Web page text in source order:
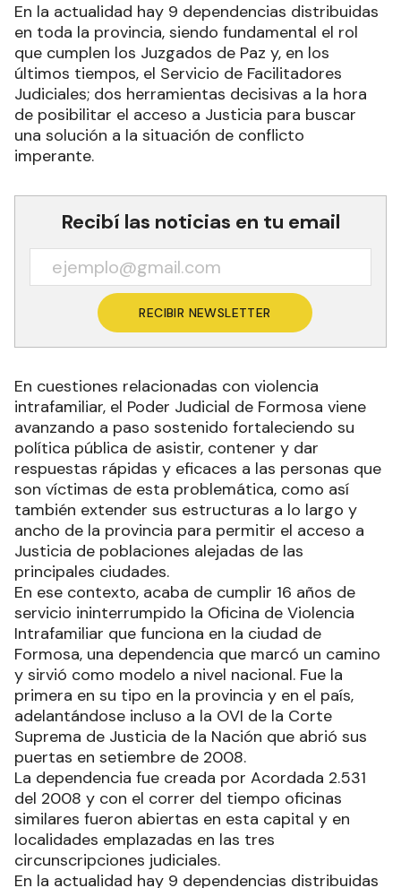
En la actualidad hay 9 dependencias distribuidas
en toda la provincia, siendo fundamental el rol
que cumplen los Juzgados de Paz y, en los
últimos tiempos, el Servicio de Facilitadores
Judiciales; dos herramientas decisivas a la hora
de posibilitar el acceso a Justicia para buscar
una solución a la situación de conflicto
imperante.
Recibí las noticias en tu email
RECIBIR NEWSLETTER
En cuestiones relacionadas con violencia
intrafamiliar, el Poder Judicial de Formosa viene
avanzando a paso sostenido fortaleciendo su
política pública de asistir, contener y dar
respuestas rápidas y eficaces a las personas que
son víctimas de esta problemática, como así
también extender sus estructuras a lo largo y
ancho de la provincia para permitir el acceso a
Justicia de poblaciones alejadas de las
principales ciudades.
En ese contexto, acaba de cumplir 16 años de
servicio ininterrumpido la Oficina de Violencia
Intrafamiliar que funciona en la ciudad de
Formosa, una dependencia que marcó un camino
y sirvió como modelo a nivel nacional. Fue la
primera en su tipo en la provincia y en el país,
adelantándose incluso a la OVI de la Corte
Suprema de Justicia de la Nación que abrió sus
puertas en setiembre de 2008.
La dependencia fue creada por Acordada 2.531
del 2008 y con el correr del tiempo oficinas
similares fueron abiertas en esta capital y en
localidades emplazadas en las tres
circunscripciones judiciales.
En la actualidad hay 9 dependencias distribuidas